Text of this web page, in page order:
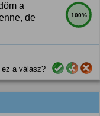
100%
a
de
ez a válasz?